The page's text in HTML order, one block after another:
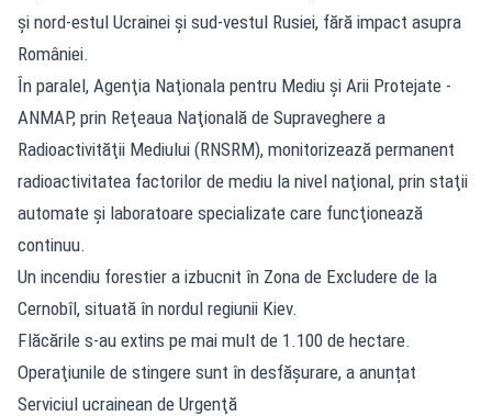
şi nord-estul Ucrainei şi sud-vestul Rusiei, fără impact asupra
României.
În paralel, Agenţia Naţionala pentru Mediu şi Arii Protejate -
ANMAP, prin Reţeaua Naţională de Supraveghere a
Radioactivităţii Mediului (RNSRM), monitorizează permanent
radioactivitatea factorilor de mediu la nivel naţional, prin staţii
automate şi laboratoare specializate care funcţionează
continuu.
Un incendiu forestier a izbucnit în Zona de Excludere de la
Cernobîl, situată în nordul regiunii Kiev.
Flăcările s-au extins pe mai mult de 1.100 de hectare.
Operaţiunile de stingere sunt în desfășurare, a anunțat
Serviciul ucrainean de Urgenţă